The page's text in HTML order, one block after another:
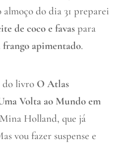
do dia 31 preparei
de coco e favaspara
frango apimentado.
do livro O Atlas
Volta ao Mundo em
Holland, que já
vou fazer suspense e